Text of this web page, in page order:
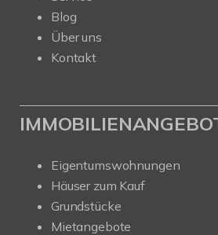
Blog
Über uns
Kontakt
Eigentumswohnungen
Häuser zum Kauf
Grundstücke
Mietangebote